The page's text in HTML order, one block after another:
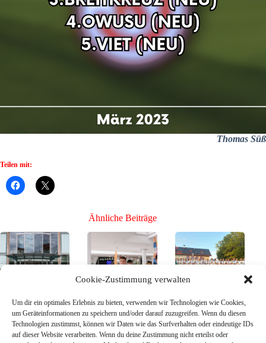
Cookie-Zustimmung verwalten
Um dir ein optimales Erlebnis zu bieten, verwenden wir Technologien wie Cookies,
um Geräteinformationen zu speichern und/oder darauf zuzugreifen. Wenn du diesen
Technologien zustimmst, können wir Daten wie das Surfverhalten oder eindeutige IDs
auf dieser Website verarbeiten. Wenn du deine Zustimmung nicht erteilst oder
Thomas Süß
Teilen mit:
Ähnliche Beiträge
Der Kader des
SSV Jahn für die
neue Saison –
reicht es, um oben
Bühne frei für die
Neuen, Teil 3 –
die Neuzugänge
26/27
Mission Toto-
Pokal – SG
Breitenberg/Sonn
en